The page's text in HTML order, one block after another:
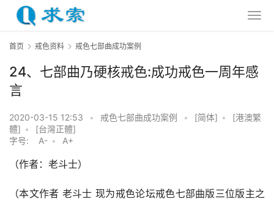
首页 戒色资料 戒色七部曲成功案例
24、七部曲乃硬核戒色:成功戒色一周年感
言
2020-03-15 12:53 • 戒色七部曲成功案例 • [简体] •
[港澳繁
體] •
[台灣正體]
字号:
A- • A+
（作者：老斗士）
（本文作者 老斗士 现为戒色论坛戒色七部曲版三位版主之